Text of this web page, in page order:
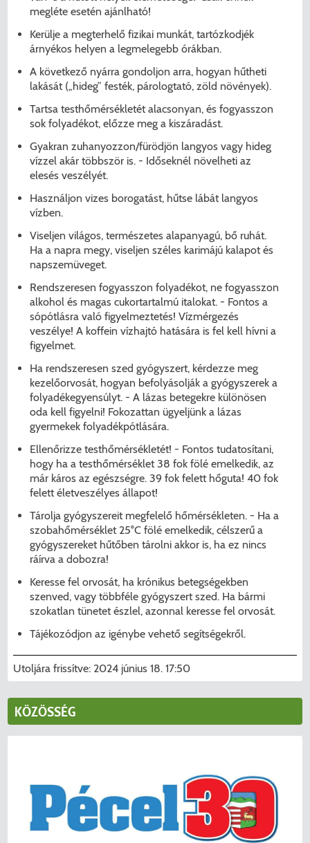
megléte esetén ajánlható!
Kerülje a megterhelő fizikai munkát, tartózkodjék
árnyékos helyen a legmelegebb órákban.
A következő nyárra gondoljon arra, hogyan hűtheti
lakását („hideg” festék, párologtató, zöld növények).
Tartsa testhőmérsékletét alacsonyan, és fogyasszon
sok folyadékot, előzze meg a kiszáradást.
Gyakran zuhanyozzon/fürödjön langyos vagy hideg
vízzel akár többször is. - Időseknél növelheti az
elesés veszélyét.
Használjon vizes borogatást, hűtse lábát langyos
vízben.
Viseljen világos, természetes alapanyagú, bő ruhát.
Ha a napra megy, viseljen széles karimájú kalapot és
napszemüveget.
Rendszeresen fogyasszon folyadékot, ne fogyasszon
alkohol és magas cukortartalmú italokat. - Fontos a
sópótlásra való figyelmeztetés! Vízmérgezés
veszélye! A koffein vízhajtó hatására is fel kell hívni a
figyelmet.
Ha rendszeresen szed gyógyszert, kérdezze meg
kezelőorvosát, hogyan befolyásolják a gyógyszerek a
folyadékegyensúlyt. - A lázas betegekre különösen
oda kell figyelni! Fokozattan ügyeljünk a lázas
gyermekek folyadékpótlására.
Ellenőrizze testhőmérsékletét! - Fontos tudatosítani,
hogy ha a testhőmérséklet 38 fok fölé emelkedik, az
már káros az egészségre. 39 fok felett hőguta! 40 fok
felett életveszélyes állapot!
Tárolja gyógyszereit megfelelő hőmérsékleten. - Ha a
szobahőmérséklet 25°C fölé emelkedik, célszerű a
gyógyszereket hűtőben tárolni akkor is, ha ez nincs
ráírva a dobozra!
Keresse fel orvosát, ha krónikus betegségekben
szenved, vagy többféle gyógyszert szed. Ha bármi
szokatlan tünetet észlel, azonnal keresse fel orvosát.
Tájékozódjon az igénybe vehető segítségekről.
Utoljára frissítve: 2024 június 18. 17:50
KÖZÖSSÉG